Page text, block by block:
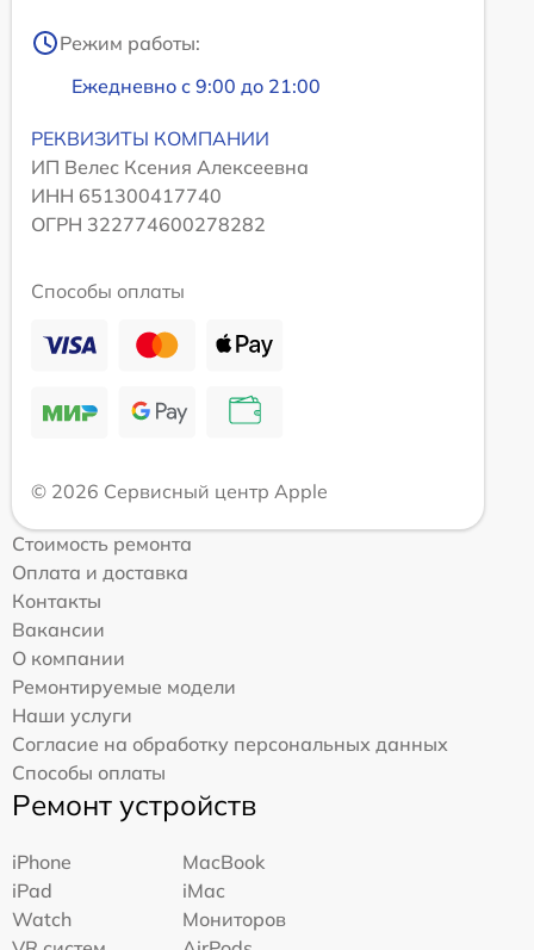
Режим работы:
Ежедневно с 9:00 до 21:00
РЕКВИЗИТЫ КОМПАНИИ
ИП Велес Ксения Алексеевна
ИНН 651300417740
ОГРН 322774600278282
Способы оплаты
© 2026 Сервисный центр Apple
Стоимость ремонта
Оплата и доставка
Контакты
Вакансии
О компании
Ремонтируемые модели
Наши услуги
Согласие на обработку персональных данных
Способы оплаты
Ремонт устройств
iPhone
MacBook
iPad
iMac
Watch
Мониторов